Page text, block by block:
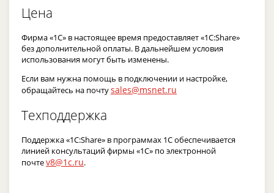
Цена
Фирма «1С» в настоящее время предоставляет «1С:Share»
без дополнительной оплаты. В дальнейшем условия
использования могут быть изменены.
Если вам нужна помощь в подключении и настройке,
обращайтесь на почтуsales@msnet.ru
Техподдержка
Поддержка «1С:Share» в программах 1С обеспечивается
линией консультаций фирмы «1С» по электронной
почтеv8@1c.ru.